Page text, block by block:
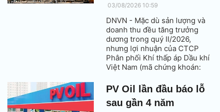
03/08/2026 10:59
DNVN - Mặc dù sản lượng và
doanh thu đều tăng trưởng
dương trong quý II/2026,
nhưng lợi nhuận của CTCP
Phân phối Khí thấp áp Dầu khí
Việt Nam (mã chứng khoán:
bởi giá vốn hàng hoá tăng
mạnh.
PV Oil lần đầu báo lỗ
sau gần 4 năm